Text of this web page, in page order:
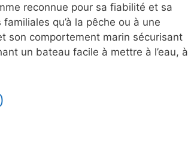
reconnue pour sa fiabilité et sa
qu’à la pêche ou à une
son comportement marin sécurisant
un bateau facile à mettre à l’eau, à